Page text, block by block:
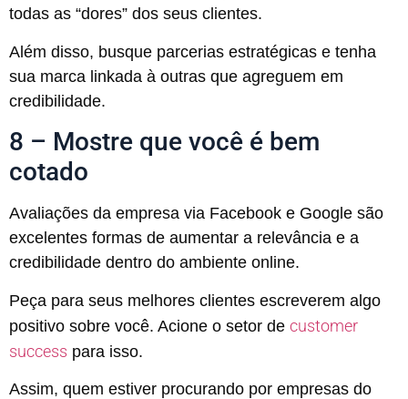
todas as “dores” dos seus clientes.
Além disso, busque parcerias estratégicas e tenha
sua marca linkada à outras que agreguem em
credibilidade.
8 – Mostre que você é bem
cotado
Avaliações da empresa via Facebook e Google são
excelentes formas de aumentar a relevância e a
credibilidade dentro do ambiente online.
Peça para seus melhores clientes escreverem algo
positivo sobre você. Acione o setor de customer
success para isso.
Assim, quem estiver procurando por empresas do